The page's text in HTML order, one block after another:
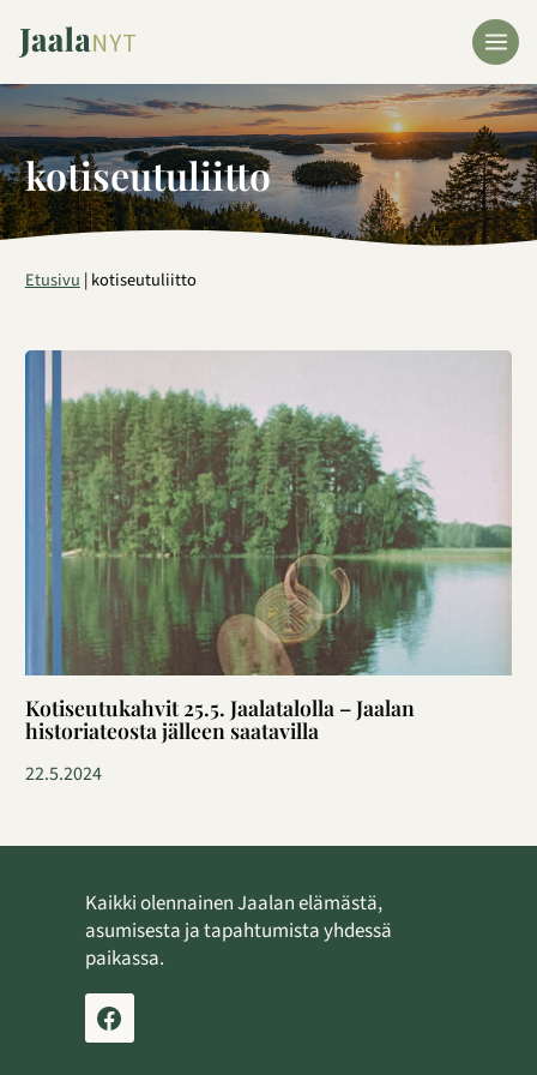
sisältöön
kotiseutuliitto
Etusivu|kotiseutuliitto
Kotiseutukahvit 25.5. Jaalatalolla – Jaalan
historiateosta jälleen saatavilla
22.5.2024
Kaikki olennainen Jaalan elämästä,
asumisesta ja tapahtumista yhdessä
paikassa.